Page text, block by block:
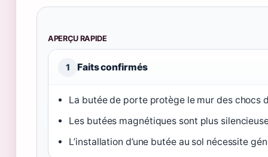
APERÇU RAPIDE
1 Faits confirmés
La butée de porte protège le mur des chocs
Les butées magnétiques sont plus
L’installation d’une butée au sol nécessite